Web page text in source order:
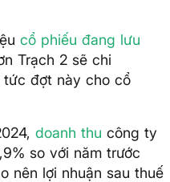
cổ phiếu đang lưu
Trạch 2 sẽ chi
tức đợt này cho cổ
doanh thu công ty
so với năm trước
nên lợi nhuận sau thuế